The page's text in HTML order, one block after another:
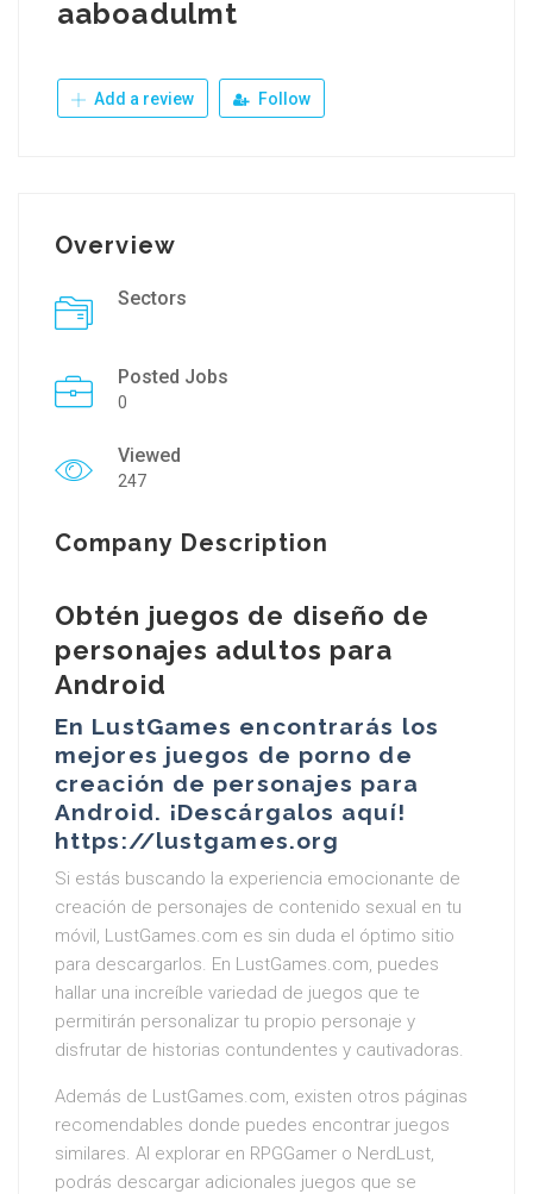
aaboadulmt
Add a review Follow
Overview
Sectors
Posted Jobs
0
Viewed
247
Company Description
Obtén juegos de diseño de
personajes adultos para
Android
En LustGames encontrarás los
mejores juegos de porno de
creación de personajes para
Android. ¡Descárgalos aquí!
https://lustgames.org
Si estás buscando la experiencia emocionante de
creación de personajes de contenido sexual en tu
móvil, LustGames.com es sin duda el óptimo sitio
para descargarlos. En LustGames.com, puedes
hallar una increíble variedad de juegos que te
permitirán personalizar tu propio personaje y
disfrutar de historias contundentes y cautivadoras.
Además de LustGames.com, existen otros páginas
recomendables donde puedes encontrar juegos
similares. Al explorar en RPGGamer o NerdLust,
podrás descargar adicionales juegos que se